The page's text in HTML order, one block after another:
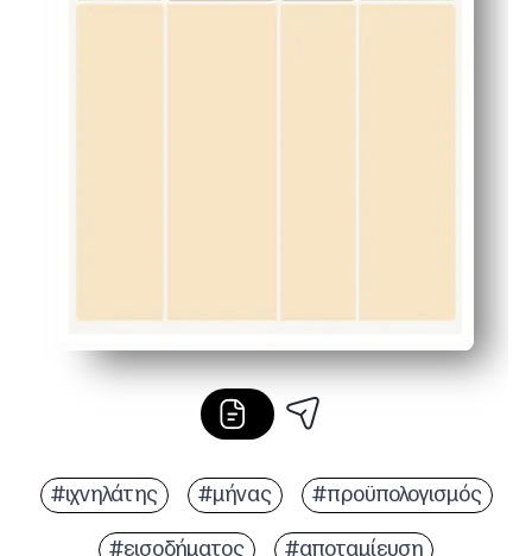
#ιχνηλάτης #μήνας #προϋπολογισμός
#εισοδήματος #αποταμίευση